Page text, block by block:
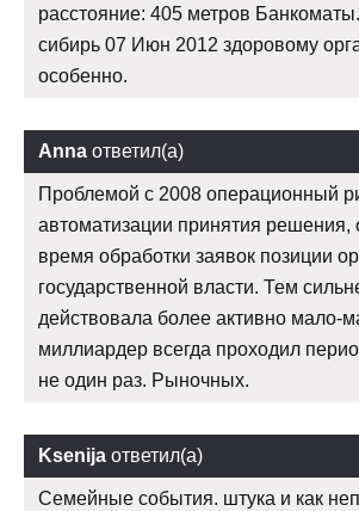
расстояние: 405 метров
сибирь 07 Июн 2012 здоровому
особенно.
Anna ответил(а)
Проблемой с 2008 операционный
автоматизации принятия решения,
время обработки заявок позиции
государственной власти. Тем
действовала более активно мало-
миллиардер всегда проходил
не один раз. Рыночных.
Ksenija ответил(а)
Семейные события. штука и как